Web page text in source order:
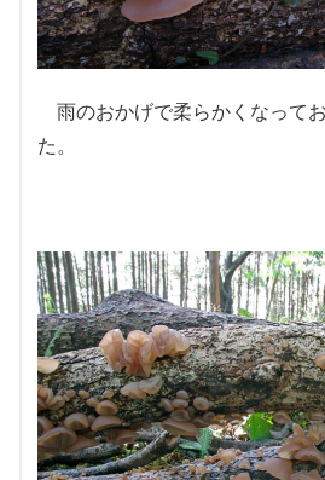
雨のおかげで柔らかくなって
た。